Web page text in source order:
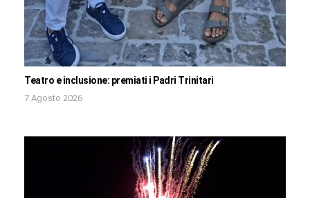
Teatro e inclusione: premiati i Padri Trinitari
7 Agosto 2026